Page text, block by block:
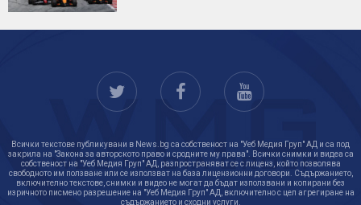
Всички текстове публикувани в News.bg са собственост на "Уеб Медия Груп" АД и са под
закрила на "Закона за авторското право и сродните му права". Всички снимки и видеа са
собственост на "Уеб Медия Груп" АД, разпространяват се с лиценз, който позволява
свободното им ползване или се използват на база лицензионни договори. Съдържанието,
включително текстове, снимки и видео не могат да бъдат използвани и копирани без
изричното писмено разрешение на "Уеб Медия Груп" АД, включително с цел агрегиране на
съдържанието и сходни услуги.